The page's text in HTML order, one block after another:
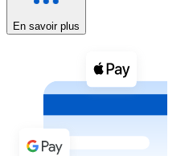
Voir toutes
Coupons crypto
Achetez des
Acheter avec espèces
Virement SEPA
En savoir plus